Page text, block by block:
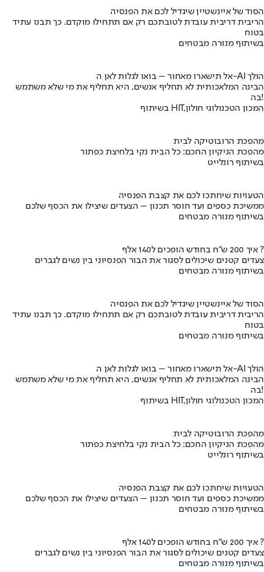
הסוד של איינשטיין שיגדיל לכם את הפנסיה
הריבית דריבית עובדת לטובתכם רק אם תתחילו מוקדם. כך תבנו עתיד
בטוח
בשיתוף מנורה מבטחים
אל תישארו מאחור – בואו לגלות לאן ה-AI הולך
הבינה המלאכותית לא תחליף אנשים, היא תחליף את מי שלא משתמש
בה!
בשיתוף HIT,המכון הטכנולוגי חולון
מהפכת הרובוטיקה לבית
מהפכת הניקיון החכם: כל הבית נקי בלחיצת כפתור
בשיתוף רונלייט
הטעויות שיחתכו לכם את קצבת הפנסיה
ממשיכת כספים ועד חוסר תכנון – הצעדים שיצילו את הכסף שלכם
בשיתוף מנורה מבטחים
איך 200 ש"ח בחודש הופכים ל140 אלף ?
צעדים קטנים שיכולים לסגור את הבור הפנסיוני בין נשים לגברים
בשיתוף מנורה מבטחים
הסוד של איינשטיין שיגדיל לכם את הפנסיה
הריבית דריבית עובדת לטובתכם רק אם תתחילו מוקדם. כך תבנו עתיד
בטוח
בשיתוף מנורה מבטחים
אל תישארו מאחור – בואו לגלות לאן ה-AI הולך
הבינה המלאכותית לא תחליף אנשים, היא תחליף את מי שלא משתמש
בה!
בשיתוף HIT,המכון הטכנולוגי חולון
מהפכת הרובוטיקה לבית
מהפכת הניקיון החכם: כל הבית נקי בלחיצת כפתור
בשיתוף רונלייט
הטעויות שיחתכו לכם את קצבת הפנסיה
ממשיכת כספים ועד חוסר תכנון – הצעדים שיצילו את הכסף שלכם
בשיתוף מנורה מבטחים
איך 200 ש"ח בחודש הופכים ל140 אלף ?
צעדים קטנים שיכולים לסגור את הבור הפנסיוני בין נשים לגברים
בשיתוף מנורה מבטחים